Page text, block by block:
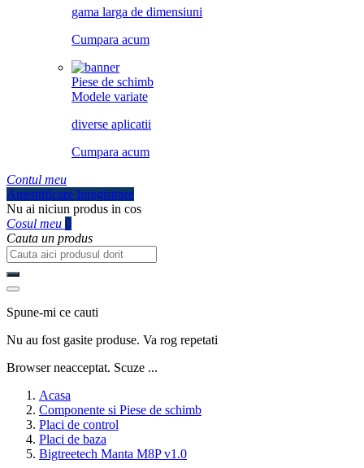
gama larga de dimensiuni
Cumpara acum
Piese de schimb
Modele variate
diverse aplicatii
Cumpara acum
Contul meu
Autentificare Inregistrare
Nu ai niciun produs in cos
Cosul meu 0
Cauta un produs
Spune-mi ce cauti
Nu au fost gasite produse. Va rog repetati
Browser neacceptat. Scuze ...
Acasa
Componente si Piese de schimb
Placi de control
Placi de baza
Bigtreetech Manta M8P v1.0